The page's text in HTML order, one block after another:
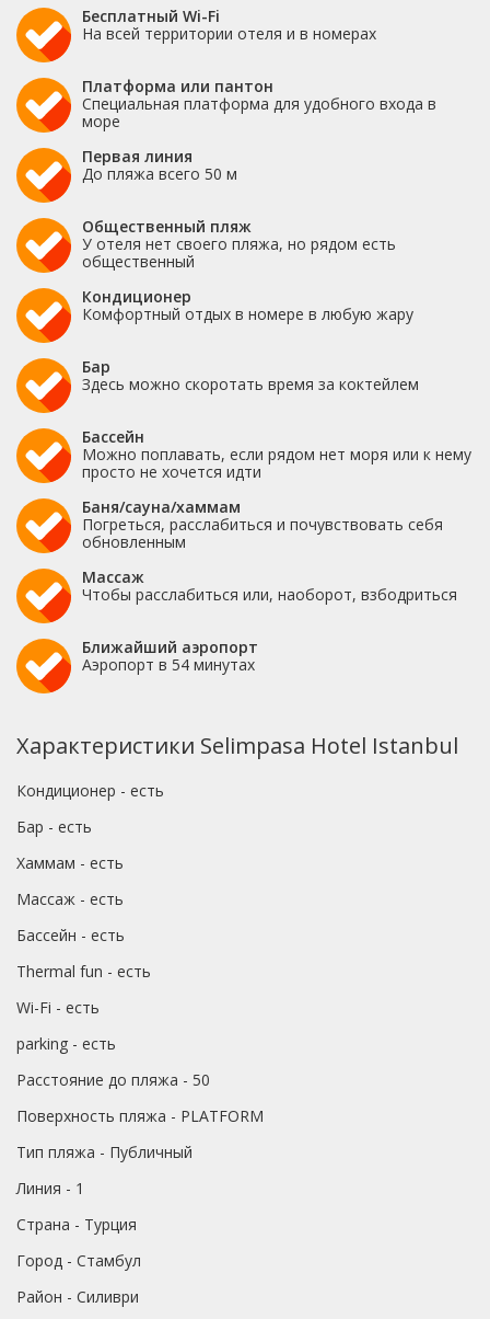
Бесплатный Wi-Fi
На всей территории отеля и в номерах
Платформа или пантон
Специальная платформа для удобного входа в
море
Первая линия
До пляжа всего 50 м
Общественный пляж
У отеля нет своего пляжа, но рядом есть
общественный
Кондиционер
Комфортный отдых в номере в любую жару
Бар
Здесь можно скоротать время за коктейлем
Бассейн
Можно поплавать, если рядом нет моря или к нему
просто не хочется идти
Баня/сауна/хаммам
Погреться, расслабиться и почувствовать себя
обновленным
Массаж
Чтобы расслабиться или, наоборот, взбодриться
Ближайший аэропорт
Аэропорт в 54 минутах
Характеристики Selimpasa Hotel Istanbul
Кондиционер - есть
Бар - есть
Хаммам - есть
Массаж - есть
Бассейн - есть
Thermal fun - есть
Wi-Fi - есть
parking - есть
Расстояние до пляжа - 50
Поверхность пляжа - PLATFORM
Тип пляжа - Публичный
Линия - 1
Страна - Турция
Город - Стамбул
Район - Силиври